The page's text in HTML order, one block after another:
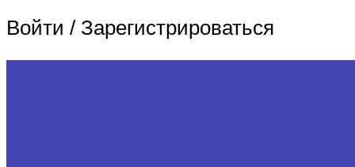
Войти / Зарегистрироваться